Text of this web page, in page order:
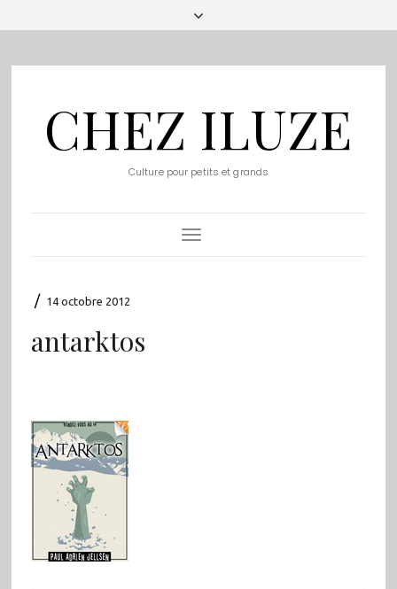
CHEZ ILUZE
Culture pour petits et grands
Toggle
Navigation
/ 14 octobre 2012
antarktos